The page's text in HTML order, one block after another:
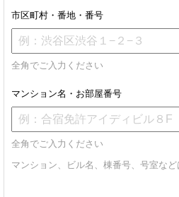
市区町村・番地・番号
全角でご入力ください
マンション名・お部屋番号
全角でご入力ください
マンション、ビル名、棟番号、号室など